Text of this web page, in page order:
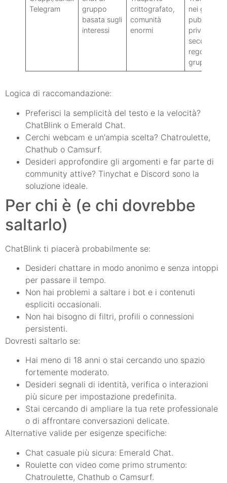
Telegram
gruppo
basata sugli
interessi
crittografato,
comunità
enormi
nei gruppi
pubblici: la
privacy
seconda
regole del
gruppo.
Logica di raccomandazione:
Preferisci la semplicità del testo e la velocità?
ChatBlink o Emerald Chat.
Cerchi webcam e un'ampia scelta? Chatroulette,
Chathub o Camsurf.
Desideri approfondire gli argomenti e far parte di
community attive? Tinychat e Discord sono la
soluzione ideale.
Per chi è (e chi dovrebbe
saltarlo)
ChatBlink ti piacerà probabilmente se:
Desideri chattare in modo anonimo e senza intoppi
per passare il tempo.
Non hai problemi a saltare i bot e i contenuti
espliciti occasionali.
Non hai bisogno di filtri, profili o connessioni
persistenti.
Dovresti saltarlo se:
Hai meno di 18 anni o stai cercando uno spazio
fortemente moderato.
Desideri segnali di identità, verifica o interazioni
più sicure per impostazione predefinita.
Stai cercando di ampliare la tua rete professionale
o di affrontare conversazioni delicate.
Alternative valide per esigenze specifiche:
Chat casuale più sicura: Emerald Chat.
Roulette con video come primo strumento:
Chatroulette, Chathub o Camsurf.